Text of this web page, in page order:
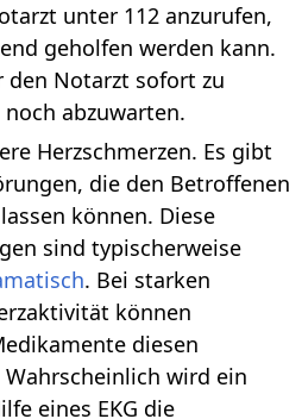
unter 112 anzurufen,
geholfen werden kann.
den Notarzt sofort zu
abzuwarten.
Herzschmerzen. Es gibt
die den Betroffenen
können. Diese
sind typischerweise
. Bei starken
können
diesen
wird ein
eines EKG die